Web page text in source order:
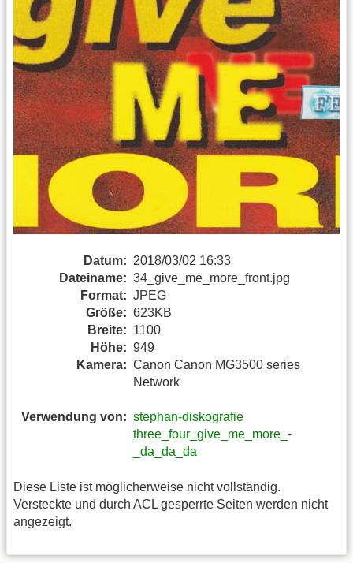
Datum: 2018/03/02 16:33
Dateiname: 34_give_me_more_front.jpg
Format: JPEG
Größe: 623KB
Breite: 1100
Höhe: 949
Kamera: Canon Canon MG3500 series
Network
Verwendung von: stephan-diskografie
three_four_give_me_more_-
_da_da_da
Diese Liste ist möglicherweise nicht vollständig.
Versteckte und durch ACL gesperrte Seiten werden nicht
angezeigt.